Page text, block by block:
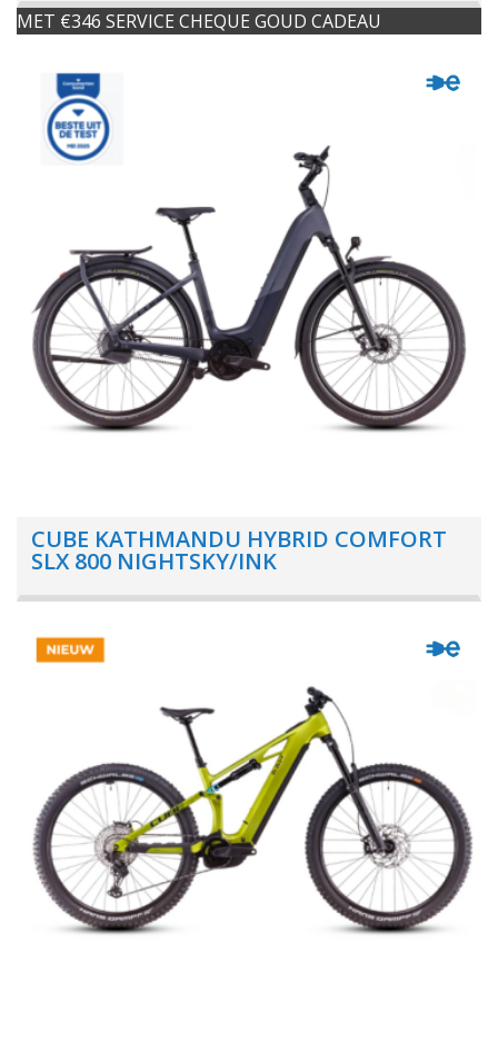
MET €346 SERVICE CHEQUE GOUD CADEAU
CUBE KATHMANDU HYBRID COMFORT
SLX 800 NIGHTSKY/INK